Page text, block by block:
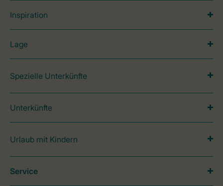
Inspiration
Lage
Spezielle Unterkünfte
Unterkünfte
Urlaub mit Kindern
Service